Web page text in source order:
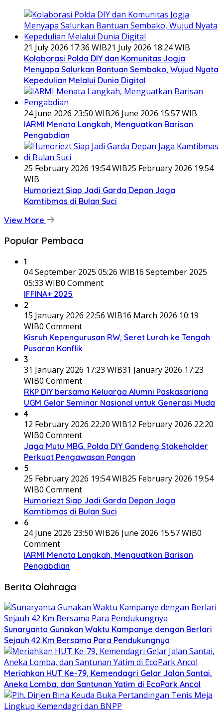
21 July 2026 17:36 WIB21 July 2026 18:24 WIB
Kolaborasi Polda DIY dan Komunitas Jogja
Menyapa Salurkan Bantuan Sembako, Wujud Nyata
Kepedulian Melalui Dunia Digital
24 June 2026 23:50 WIB26 June 2026 15:57 WIB
IARMI Menata Langkah, Menguatkan Barisan
Pengabdian
25 February 2026 19:54 WIB25 February 2026 19:54
WIB
Humoriezt Siap Jadi Garda Depan Jaga
Kamtibmas di Bulan Suci
View More
Popular Pembaca
1
04 September 2025 05:26 WIB16 September 2025
05:33 WIB0 Comment
IFFINA+ 2025
2
15 January 2026 22:56 WIB16 March 2026 10:19
WIB0 Comment
Kisruh Kepengurusan RW, Seret Lurah ke Tengah
Pusaran Konflik
3
31 January 2026 17:23 WIB31 January 2026 17:23
WIB0 Comment
RKP DIY bersama Keluarga Alumni Paskasarjana
UGM Gelar Seminar Nasional untuk Generasi Muda
4
12 February 2026 22:20 WIB12 February 2026 22:20
WIB0 Comment
Jaga Mutu MBG, Polda DIY Gandeng Stakeholder
Perkuat Pengawasan Pangan
5
25 February 2026 19:54 WIB25 February 2026 19:54
WIB0 Comment
Humoriezt Siap Jadi Garda Depan Jaga
Kamtibmas di Bulan Suci
6
24 June 2026 23:50 WIB26 June 2026 15:57 WIB0
Comment
IARMI Menata Langkah, Menguatkan Barisan
Pengabdian
Berita Olahraga
Sunaryanta Gunakan Waktu Kampanye dengan Berlari
Sejauh 42 Km Bersama Para Pendukungnya
Meriahkan HUT Ke-79, Kemendagri Gelar Jalan Santai,
Aneka Lomba, dan Santunan Yatim di EcoPark Ancol